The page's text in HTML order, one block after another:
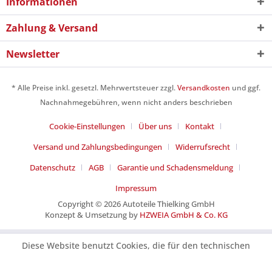
Zahlung & Versand
Newsletter
* Alle Preise inkl. gesetzl. Mehrwertsteuer zzgl.Versandkosten und ggf.
Nachnahmegebühren, wenn nicht anders beschrieben
Cookie-Einstellungen Über uns
Kontakt
Versand und Zahlungsbedingungen
Widerrufsrecht
Datenschutz
AGB
Garantie und Schadensmeldung
Impressum
Copyright © 2026 Autoteile Thielking GmbH
Konzept & Umsetzung by HZWEIA GmbH & Co. KG
Diese Website benutzt Cookies, die für den technischen